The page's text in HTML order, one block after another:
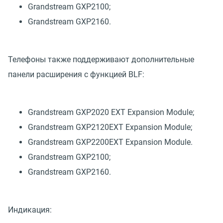
Grandstream GXP2100;
Grandstream GXP2160.
Телефоны также поддерживают дополнительные
панели расширения с функцией BLF:
Grandstream GXP2020 EXT Expansion Module;
Grandstream GXP2120EXT Expansion Module;
Grandstream GXP2200EXT Expansion Module.
Grandstream GXP2100;
Grandstream GXP2160.
Индикация: